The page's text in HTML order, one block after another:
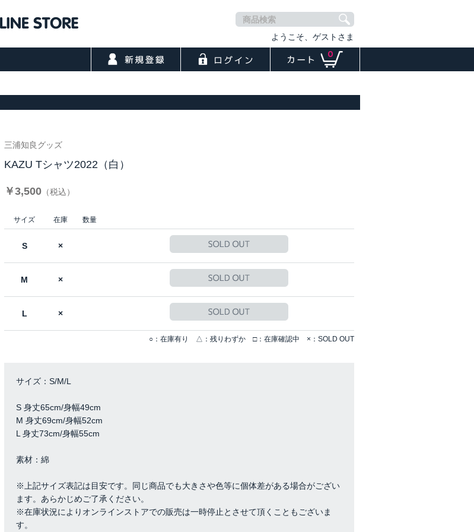
商品検索
ようこそ、ゲストさま
0
三浦知良グッズ
KAZU Tシャツ2022（白）
￥3,500 （税込）
サイズ 在庫 数量
S ×
M ×
L ×
○：在庫有り △：残りわずか □：在庫確認中 ×：SOLD OUT
サイズ：S/M/L
S 身丈65cm/身幅49cm
M 身丈69cm/身幅52cm
L 身丈73cm/身幅55cm
素材：綿
※上記サイズ表記は目安です。同じ商品でも大きさや色等に個体差がある場合がござい
ます。あらかじめご了承ください。
※在庫状況によりオンラインストアでの販売は一時停止とさせて頂くこともございま
す。